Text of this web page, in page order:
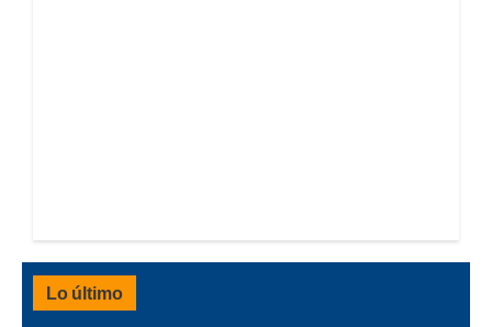
Lo último